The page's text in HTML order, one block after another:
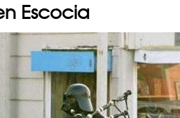
Escocia